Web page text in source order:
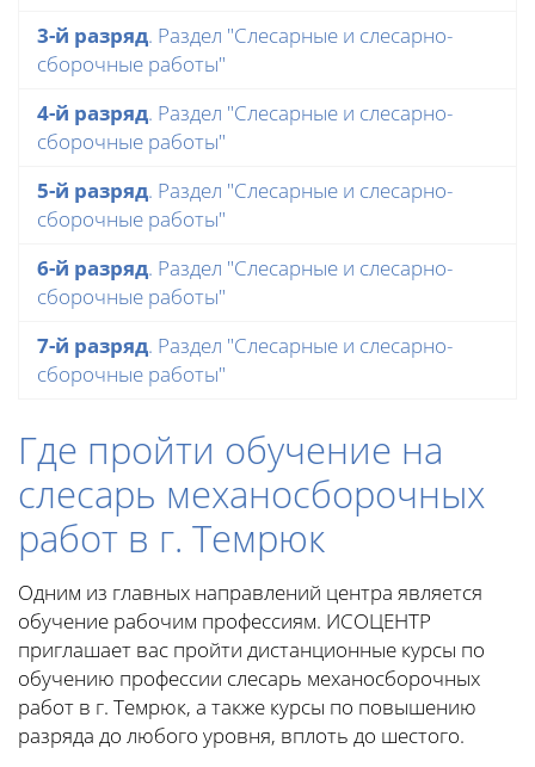
3-й разряд. Раздел "Слесарные и слесарно-
сборочные работы"
4-й разряд. Раздел "Слесарные и слесарно-
сборочные работы"
5-й разряд. Раздел "Слесарные и слесарно-
сборочные работы"
6-й разряд. Раздел "Слесарные и слесарно-
сборочные работы"
7-й разряд. Раздел "Слесарные и слесарно-
сборочные работы"
Где пройти обучение на
слесарь механосборочных
работ в г. Темрюк
Одним из главных направлений центра является
обучение рабочим профессиям. ИСОЦЕНТР
приглашает вас пройти дистанционные курсы по
обучению профессии слесарь механосборочных
работ в г. Темрюк, а также курсы по повышению
разряда до любого уровня, вплоть до шестого.